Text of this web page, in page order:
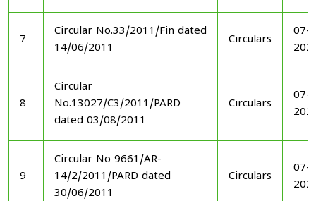
7
Circular No.33/2011/Fin dated
14/06/2011
Circulars
07-
8
Circular
No.13027/C3/2011/PARD
dated 03/08/2011
Circulars
07-
9
Circular No 9661/AR-
14/2/2011/PARD dated
30/06/2011
Circulars
07-